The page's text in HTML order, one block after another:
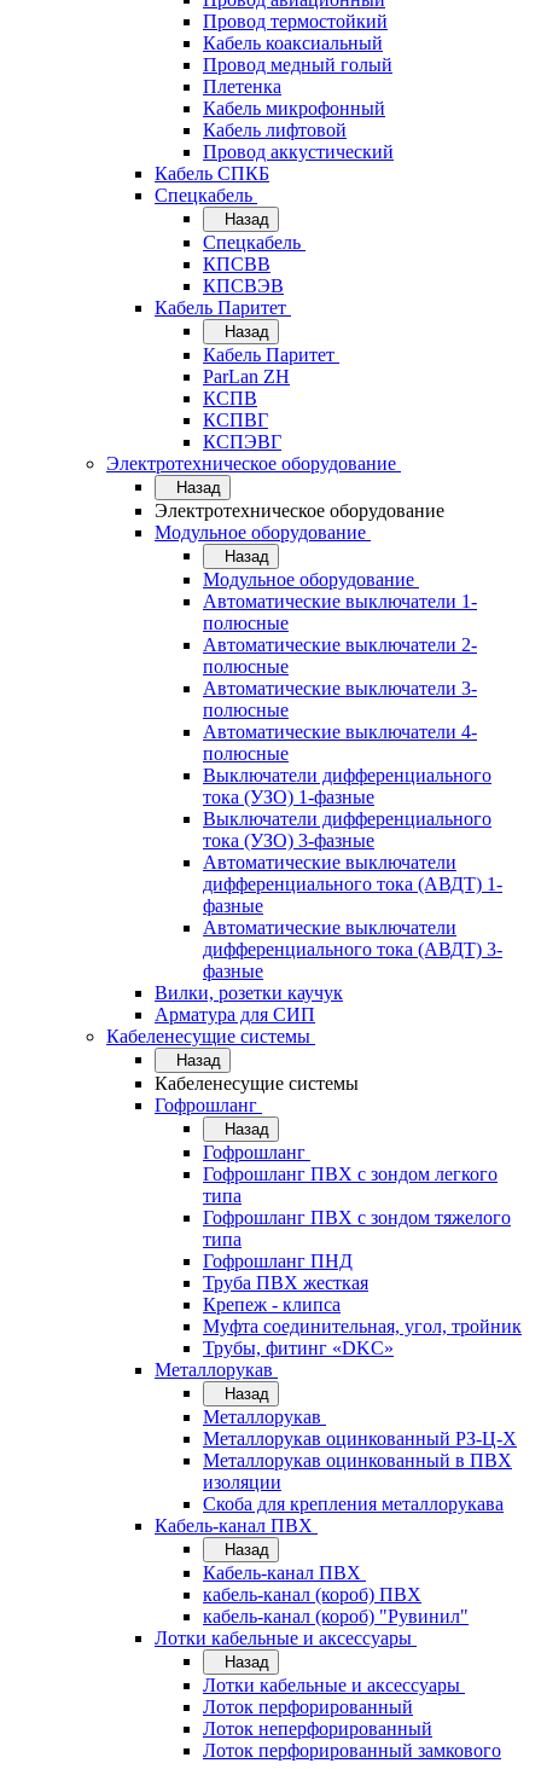
Провод термостойкий
Кабель коаксиальный
Провод медный голый
Плетенка
Кабель микрофонный
Кабель лифтовой
Провод аккустический
Кабель СПКБ
Спецкабель
Назад
Спецкабель
КПСВВ
КПСВЭВ
Кабель Паритет
Назад
Кабель Паритет
ParLan ZH
КСПВ
КСПВГ
КСПЭВГ
Электротехническое оборудование
Назад
Электротехническое оборудование
Модульное оборудование
Назад
Модульное оборудование
Автоматические выключатели 1-
полюсные
Автоматические выключатели 2-
полюсные
Автоматические выключатели 3-
полюсные
Автоматические выключатели 4-
полюсные
Выключатели дифференциального
тока (УЗО) 1-фазные
Выключатели дифференциального
тока (УЗО) 3-фазные
Автоматические выключатели
дифференциального тока (АВДТ) 1-
фазные
Автоматические выключатели
дифференциального тока (АВДТ) 3-
фазные
Вилки, розетки каучук
Арматура для СИП
Кабеленесущие системы
Назад
Кабеленесущие системы
Гофрошланг
Назад
Гофрошланг
Гофрошланг ПВХ с зондом легкого
типа
Гофрошланг ПВХ с зондом тяжелого
типа
Гофрошланг ПНД
Труба ПВХ жесткая
Крепеж - клипса
Муфта соединительная, угол, тройник
Трубы, фитинг «DKC»
Металлорукав
Назад
Металлорукав
Металлорукав оцинкованный РЗ-Ц-Х
Металлорукав оцинкованный в ПВХ
изоляции
Скоба для крепления металлорукава
Кабель-канал ПВХ
Назад
Кабель-канал ПВХ
кабель-канал (короб) ПВХ
кабель-канал (короб) "Рувинил"
Лотки кабельные и аксессуары
Назад
Лотки кабельные и аксессуары
Лоток перфорированный
Лоток неперфорированный
Лоток перфорированный замкового